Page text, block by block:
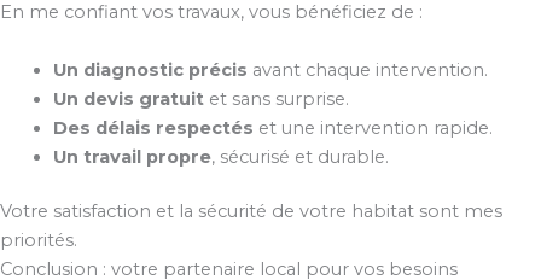
En me confiant vos travaux, vous bénéficiez de :
Un diagnostic précis avant chaque intervention.
Un devis gratuitet sans surprise.
Des délais respectés et une intervention rapide.
Un travail propre, sécurisé et durable.
Votre satisfaction et la sécurité de votre habitat sont mes
priorités.
Conclusion : votre partenaire local pour vos besoins